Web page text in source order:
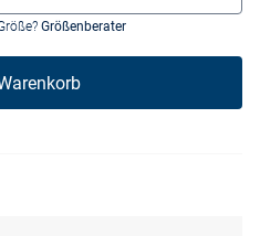
Größenberater